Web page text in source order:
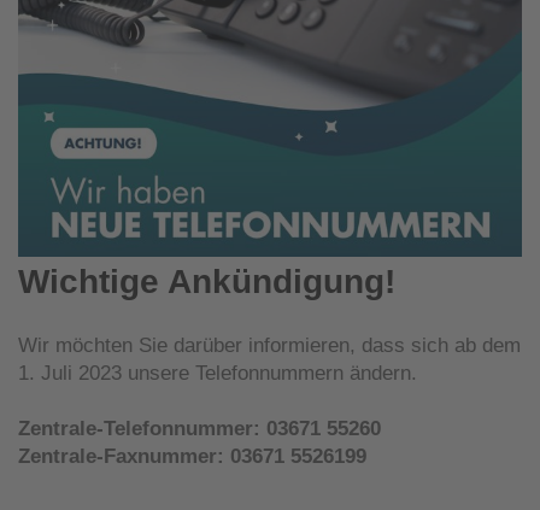
Wichtige Ankündigung!
Wir möchten Sie darüber informieren, dass sich ab dem
1. Juli 2023 unsere Telefonnummern ändern.
Zentrale-Telefonnummer: 03671 55260
Zentrale-Faxnummer: 03671 5526199